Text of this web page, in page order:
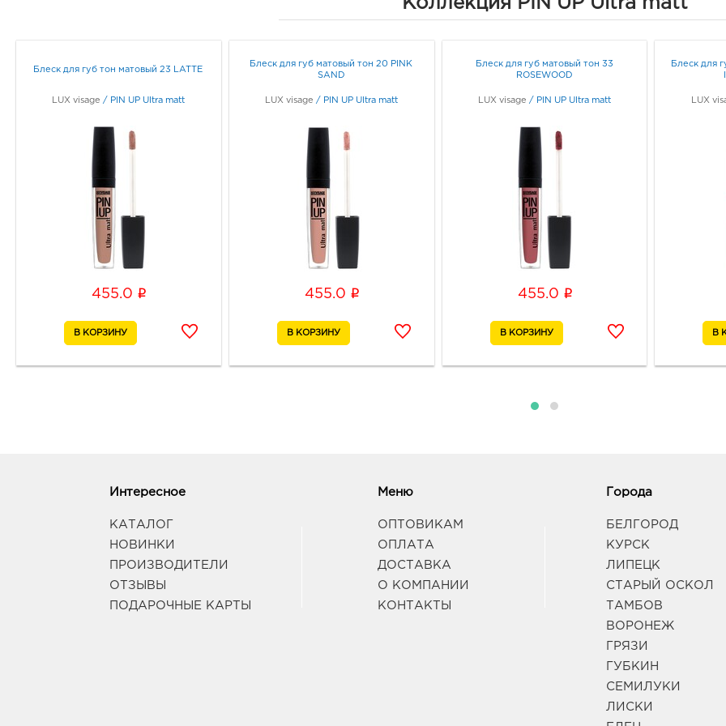
Блеск для губ тон матовый 23 LATTE
LUX visage / PIN UP Ultra matt
455.0 i
Блеск для губ матовый тон 20 PINK
SAND
LUX visage / PIN UP Ultra matt
455.0 i
Блеск для губ матовый тон 33
ROSEWOOD
LUX visage / PIN UP Ultra matt
455.0 i
Блеск для
LUX
Интересное
КАТАЛОГ
НОВИНКИ
ПРОИЗВОДИТЕЛИ
ОТЗЫВЫ
ПОДАРОЧНЫЕ КАРТЫ
Меню
ОПТОВИКАМ
ОПЛАТА
ДОСТАВКА
О КОМПАНИИ
КОНТАКТЫ
Города
БЕЛГОРОД
КУРСК
ЛИПЕЦК
СТАРЫЙ ОСКОЛ
ТАМБОВ
ВОРОНЕЖ
ГРЯЗИ
ГУБКИН
СЕМИЛУКИ
ЛИСКИ